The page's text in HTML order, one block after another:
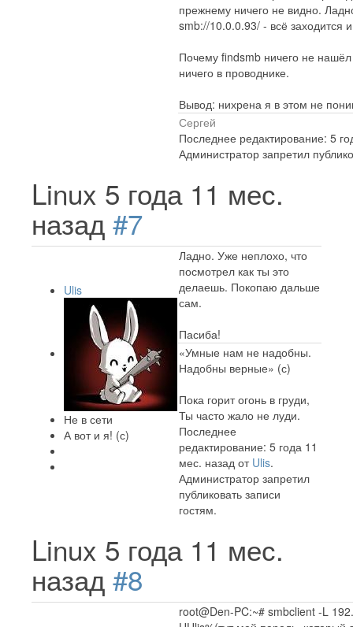
прежнему ничего не видно.
smb://10.0.0.93/ - всё заходится
Почему findsmb ничего не
ничего в проводнике.
Вывод: нихрена я в этом не
Сергей
Последнее редактирование: 5
Администратор запретил
Linux 5 года 11 мес.
назад #7
Ulis
Не в сети
А вот и я! (с)
Ладно. Уже неплохо, что
посмотрел как ты это
делаешь. Покопаю дальше
сам.
Пасиба!
«Умные нам не надобны.
Надобны верные» (с)
Пока горит огонь в груди,
Ты часто жало не луди.
Последнее
редактирование: 5 года 11
мес. назад от Ulis.
Администратор запретил
публиковать записи
гостям.
Linux 5 года 11 мес.
назад #8
root@Den-PC:~# smbclient -L